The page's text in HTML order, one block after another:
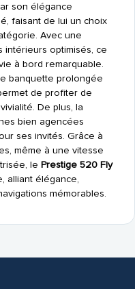
son élégance
faisant de lui un choix
Avec une
optimisés, ce
à bord remarquable.
banquette prolongée
de profiter de
De plus, la
bien agencées
ses invités. Grâce à
même à une vitesse
le Prestige 520 Fly
alliant élégance,
mémorables.